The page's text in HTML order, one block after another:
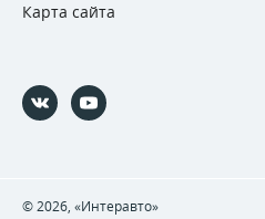
Карта сайта
© 2026, «Интеравто»